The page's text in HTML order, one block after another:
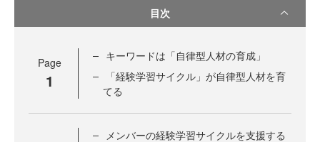
目次
Page
1
キーワードは「自律型人材の育成」
「経験学習サイクル」が自律型人材を育
てる
メンバーの経験学習サイクルを支援する